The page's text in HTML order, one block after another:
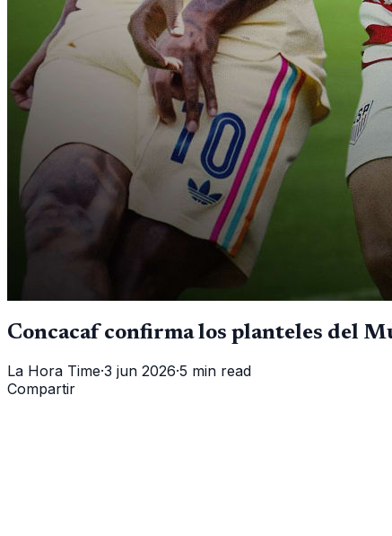
Concacaf confirma los planteles del
La Hora Time·3 jun 2026·5 min read
Compartir